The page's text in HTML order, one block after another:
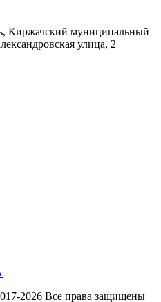
Киржачский муниципальный
улица, 2
2026 Все права защищены